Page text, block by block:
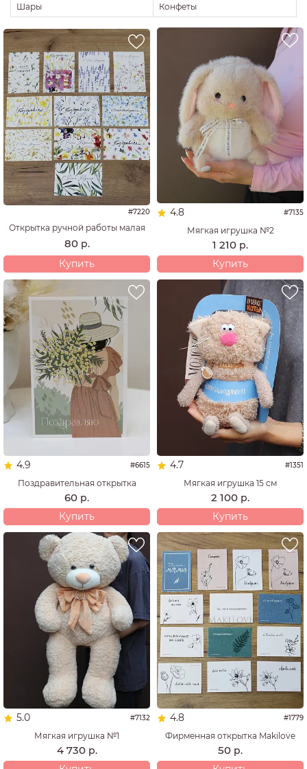
Шары
Конфеты
#7220
Открытка ручной работы малая
80 р.
Купить
4.8 #7135
Мягкая игрушка №2
1 210 р.
Купить
4.9 #6615
Поздравительная открытка
60 р.
Купить
4.7 #1351
Мягкая игрушка 15 см
2 100 р.
Купить
5.0 #7132
Мягкая игрушка №1
4 730 р.
4.8 #1779
Фирменная открытка Makilove
50 р.